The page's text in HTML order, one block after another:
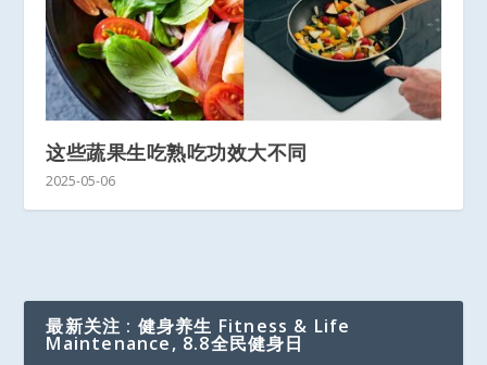
这些蔬果生吃熟吃功效大不同
2025-05-06
最新关注 : 健身养生 Fitness & Life
Maintenance, 8.8全民健身日